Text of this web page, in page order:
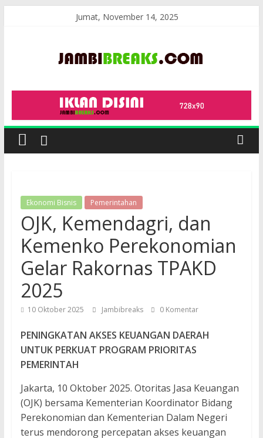
Jumat, November 14, 2025
JambiBreaks
Ekonomi Bisnis Pemerintahan
OJK, Kemendagri, dan
Kemenko Perekonomian
Gelar Rakornas TPAKD
2025
10 Oktober 2025 Jambibreaks 0 Komentar
PENINGKATAN AKSES KEUANGAN DAERAH
UNTUK PERKUAT PROGRAM PRIORITAS
PEMERINTAH
Jakarta, 10 Oktober 2025. Otoritas Jasa Keuangan
(OJK) bersama Kementerian Koordinator Bidang
Perekonomian dan Kementerian Dalam Negeri
terus mendorong percepatan akses keuangan